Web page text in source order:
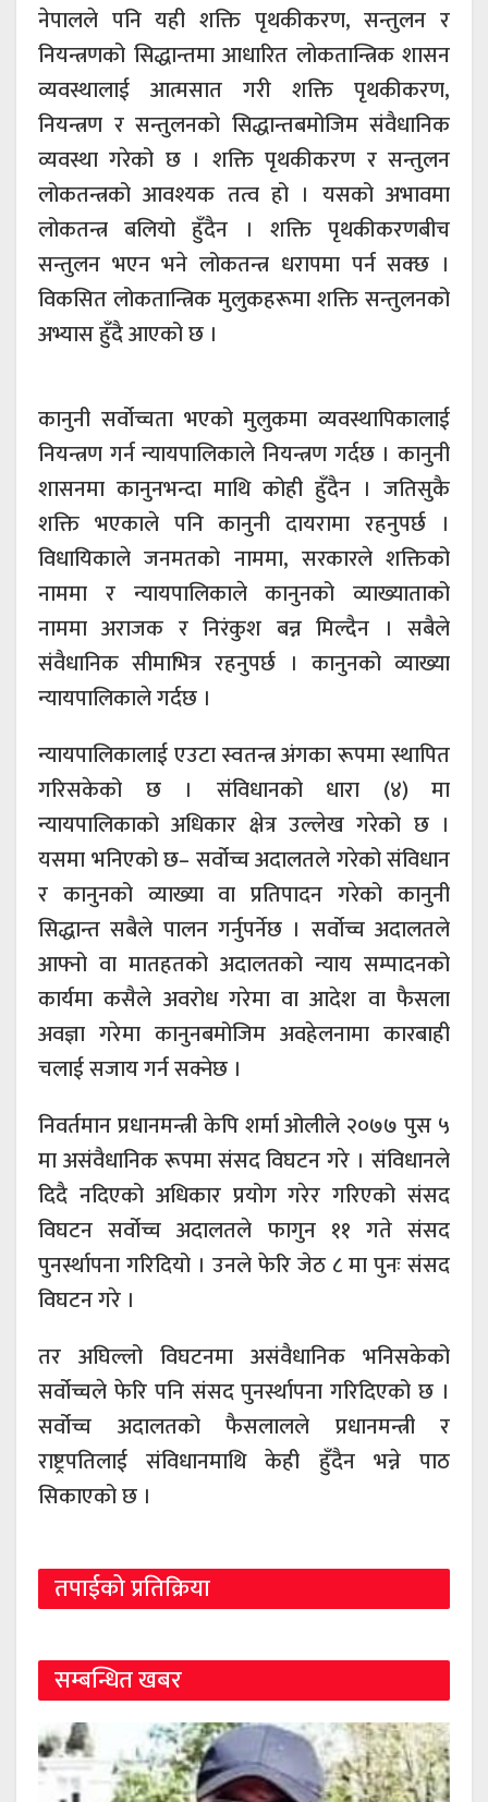
नेपालले पनि यही शक्ति पृथकीकरण, सन्तुलन र
नियन्त्रणको सिद्धान्तमा आधारित लोकतान्त्रिक शासन
व्यवस्थालाई आत्मसात गरी शक्ति पृथकीकरण,
नियन्त्रण र सन्तुलनको सिद्धान्तबमोजिम संवैधानिक
व्यवस्था गरेको छ । शक्ति पृथकीकरण र सन्तुलन
लोकतन्त्रको आवश्यक तत्व हो । यसको अभावमा
लोकतन्त्र बलियो हुँदैन । शक्ति पृथकीकरणबीच
सन्तुलन भएन भने लोकतन्त्र धरापमा पर्न सक्छ ।
विकसित लोकतान्त्रिक मुलुकहरूमा शक्ति सन्तुलनको
अभ्यास हुँदै आएको छ ।
कानुनी सर्वोच्चता भएको मुलुकमा व्यवस्थापिकालाई
नियन्त्रण गर्न न्यायपालिकाले नियन्त्रण गर्दछ । कानुनी
शासनमा कानुनभन्दा माथि कोही हुँदैन । जतिसुकै
शक्ति भएकाले पनि कानुनी दायरामा रहनुपर्छ ।
विधायिकाले जनमतको नाममा, सरकारले शक्तिको
नाममा र न्यायपालिकाले कानुनको व्याख्याताको
नाममा अराजक र निरंकुश बन्न मिल्दैन । सबैले
संवैधानिक सीमाभित्र रहनुपर्छ । कानुनको व्याख्या
न्यायपालिकाले गर्दछ ।
न्यायपालिकालाई एउटा स्वतन्त्र अंगका रूपमा स्थापित
गरिसकेको छ । संविधानको धारा (४) मा
न्यायपालिकाको अधिकार क्षेत्र उल्लेख गरेको छ ।
यसमा भनिएको छ– सर्वोच्च अदालतले गरेको संविधान
र कानुनको व्याख्या वा प्रतिपादन गरेको कानुनी
सिद्धान्त सबैले पालन गर्नुपर्नेछ । सर्वोच्च अदालतले
आफ्नो वा मातहतको अदालतको न्याय सम्पादनको
कार्यमा कसैले अवरोध गरेमा वा आदेश वा फैसला
अवज्ञा गरेमा कानुनबमोजिम अवहेलनामा कारबाही
चलाई सजाय गर्न सक्नेछ ।
निवर्तमान प्रधानमन्त्री केपि शर्मा ओलीले २०७७ पुस ५
मा असंवैधानिक रूपमा संसद विघटन गरे । संविधानले
दिदै नदिएको अधिकार प्रयोग गरेर गरिएको संसद
विघटन सर्वोच्च अदालतले फागुन ११ गते संसद
पुनर्स्थापना गरिदियो । उनले फेरि जेठ ८ मा पुनः संसद
विघटन गरे ।
तर अघिल्लो विघटनमा असंवैधानिक भनिसकेको
सर्वोच्चले फेरि पनि संसद पुनर्स्थापना गरिदिएको छ ।
सर्वोच्च अदालतको फैसलालले प्रधानमन्त्री र
राष्ट्रपतिलाई संविधानमाथि केही हुँदैन भन्ने पाठ
सिकाएको छ ।
तपाईको प्रतिक्रिया
सम्बन्धित खबर